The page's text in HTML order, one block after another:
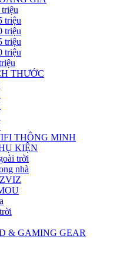
triệu
triệu
triệu
triệu
THƯỚC
THÔNG MINH
KIỆN
trời
nhà
& GAMING GEAR